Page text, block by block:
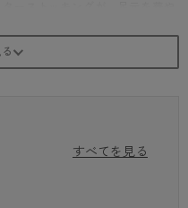
が強く、長持ちするのが嬉しい
トにも合わせやすいです。
すべてを見る